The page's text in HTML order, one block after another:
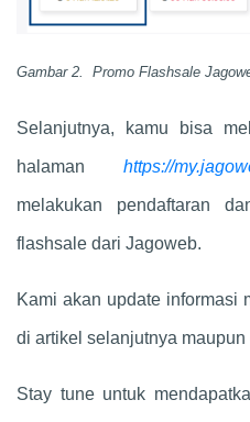
Gambar 2. Promo Flashsale
Selanjutnya, kamu bisa
halaman https://
melakukan pendaftaran
flashsale dari Jagoweb.
Kami akan update informasi
di artikel selanjutnya
Stay tune untuk